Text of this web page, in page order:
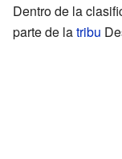
Dentro de la
parte de latribu